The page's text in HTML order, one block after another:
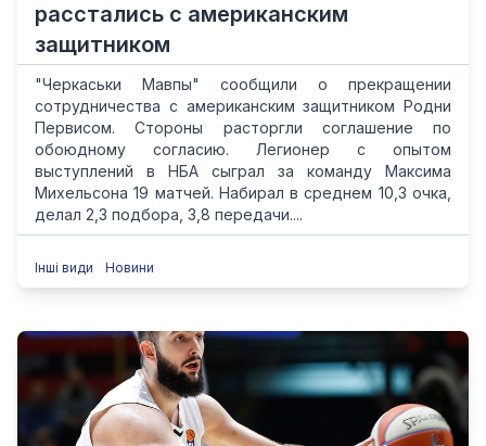
расстались с американским
защитником
"Черкаськи Мавпы" сообщили о прекращении
сотрудничества с американским защитником Родни
Первисом. Стороны расторгли соглашение по
обоюдному согласию. Легионер с опытом
выступлений в НБА сыграл за команду Максима
Михельсона 19 матчей. Набирал в среднем 10,3 очка,
делал 2,3 подбора, 3,8 передачи....
Інші види Новини